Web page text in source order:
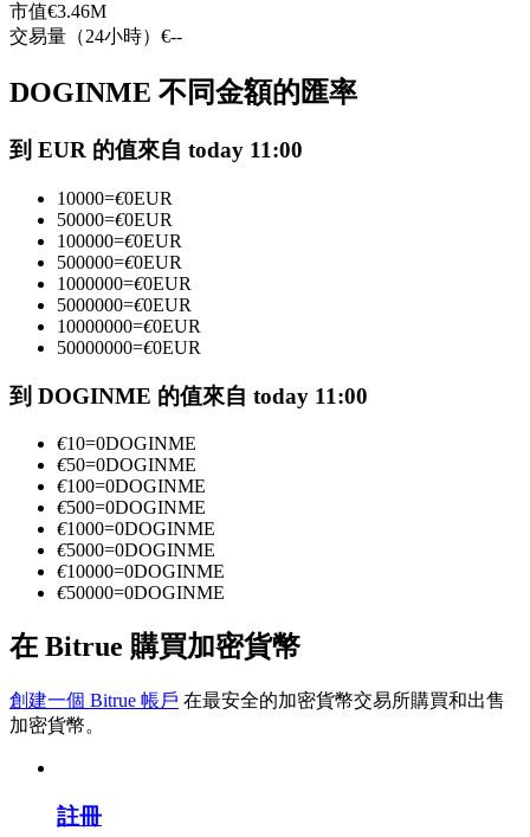
與頂尖交易專家同行
成為跟單交易員
坐享盈利分成和跟單分傭
包含交易情況等的大數據分析
市值€3.46M
交易量（24小時） €--
DOGINME 不同金額的匯率
到 EUR 的值來自 today 11:00
10000=€0EUR
50000=€0EUR
100000=€0EUR
500000=€0EUR
1000000=€0EUR
5000000=€0EUR
10000000=€0EUR
50000000=€0EUR
到 DOGINME 的值來自 today 11:00
€10=0DOGINME
€50=0DOGINME
€100=0DOGINME
€500=0DOGINME
€1000=0DOGINME
€5000=0DOGINME
€10000=0DOGINME
€50000=0DOGINME
在 Bitrue 購買加密貨幣
創建一個 Bitrue 帳戶 在最安全的加密貨幣交易所購買和出售
加密貨幣。
註冊